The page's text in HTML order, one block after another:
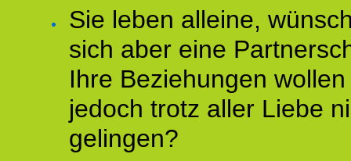
Sie leben alleine,
sich aber eine
Ihre Beziehungen wollen
jedoch trotz aller Liebe
gelingen?